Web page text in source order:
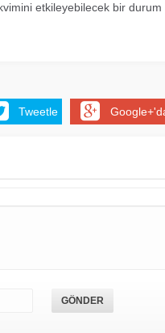
etkileyebilecek bir
Tweetle